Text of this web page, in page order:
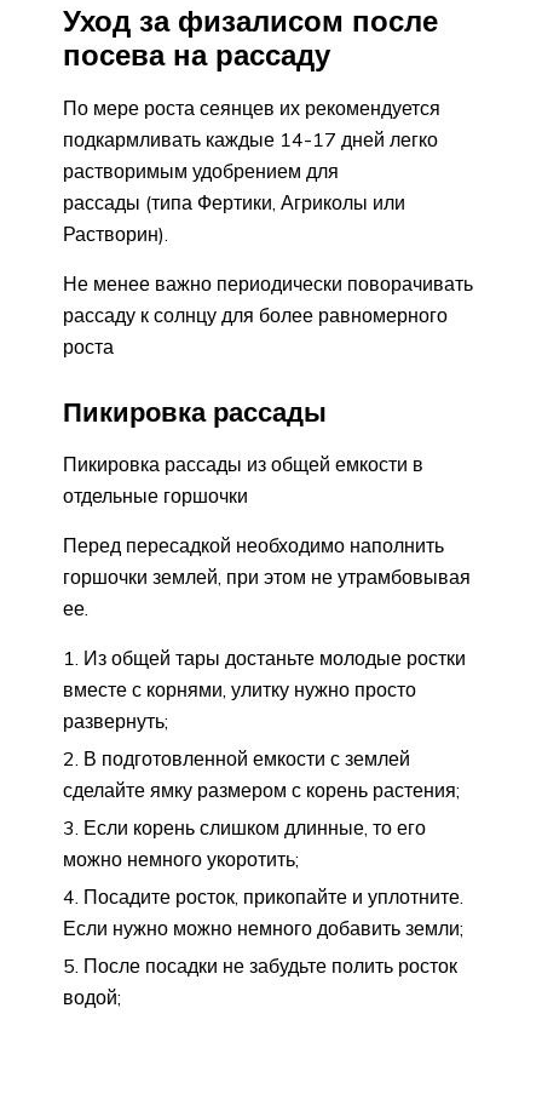
Уход за физалисом после
посева на рассаду
По мере роста сеянцев их рекомендуется
подкармливать каждые 14-17 дней легко
растворимым удобрением для
рассады (типа Фертики, Агриколы или
Растворин).
Не менее важно периодически поворачивать
рассаду к солнцу для более равномерного
роста
Пикировка рассады
Пикировка рассады из общей емкости в
отдельные горшочки
Перед пересадкой необходимо наполнить
горшочки землей, при этом не утрамбовывая
ее.
Из общей тары достаньте молодые ростки
вместе с корнями, улитку нужно просто
развернуть;
В подготовленной емкости с землей
сделайте ямку размером с корень растения;
Если корень слишком длинные, то его
можно немного укоротить;
Посадите росток, прикопайте и уплотните.
Если нужно можно немного добавить земли;
После посадки не забудьте полить росток
водой;